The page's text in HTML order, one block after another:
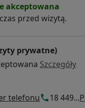
akceptowana
przed wizytą.
prywatne)
Szczegóły
telefonu 18 449...